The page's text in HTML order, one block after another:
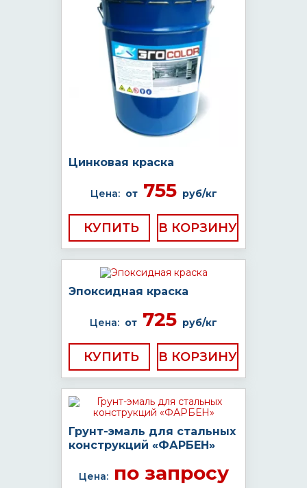
Цинковая краска
Цена: от755 руб/кг
КУПИТЬ
Эпоксидная краска
Цена: от 725 руб/кг
КУПИТЬ
Грунт-эмаль для стальных
конструкций «ФАРБЕН»
Цена:по запросу